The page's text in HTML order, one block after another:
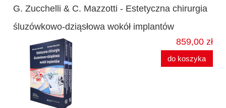
G. Zucchelli & C. Mazzotti - Estetyczna chirurgia
śluzówkowo-dziąsłowa wokół implantów
859,00 zł
do koszyka